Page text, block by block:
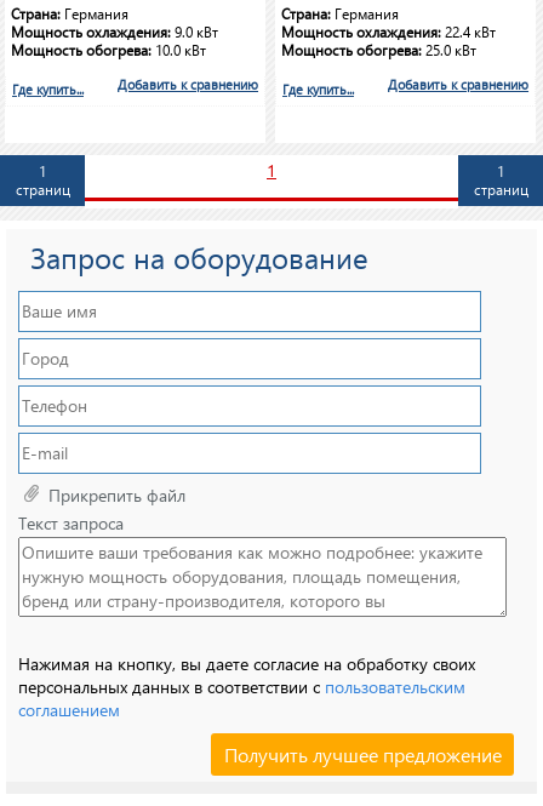
Страна: Германия
Мощность охлаждения: 9.0 кВт
Мощность обогрева: 10.0 кВт
Добавить к сравнению
Где купить...
Страна: Германия
Мощность охлаждения:22.4 кВт
Мощность обогрева:25.0 кВт
Добавить к сравнению
Где купить...
1
страниц
1
страниц
1
Запрос на оборудование
Прикрепить файл
Текст запроса
Нажимая на кнопку, вы даете согласие на обработку своих
персональных данных в соответствии с пользовательским
соглашением